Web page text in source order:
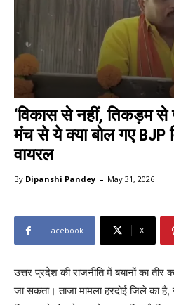
‘विकास से नहीं, तिकड़म से
मंच से ये क्या बोल गए BJP
वायरल
By Dipanshi Pandey - May 31, 2026
Facebook X
उत्तर प्रदेश की राजनीति में बयानों का
जा सकता। ताजा मामला हरदोई जिले का